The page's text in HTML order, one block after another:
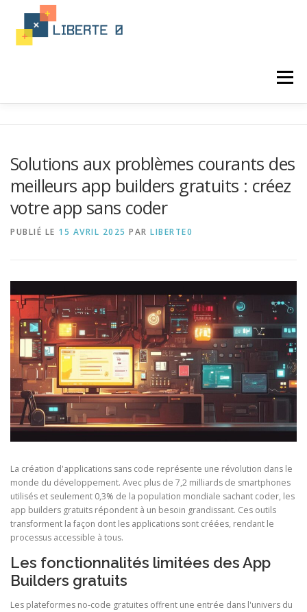
contenu
Menu
LANGAGE INFORMATIQUE
FORMATION PROGRAMATION INTÉGRATION
Solutions aux problèmes courants des
meilleurs app builders gratuits : créez
votre app sans coder
PUBLIÉ LE 15 AVRIL 2025 PAR LIBERTE0
La création d'applications sans code représente une révolution dans le
monde du développement. Avec plus de 7,2 milliards de smartphones
utilisés et seulement 0,3% de la population mondiale sachant coder, les
app builders gratuits répondent à un besoin grandissant. Ces outils
transforment la façon dont les applications sont créées, rendant le
processus accessible à tous.
Les fonctionnalités limitées des App
Builders gratuits
Les plateformes no-code gratuites offrent une entrée dans l'univers du